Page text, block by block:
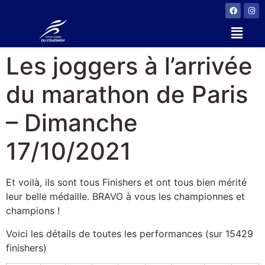
Les joggers à l’arrivée
du marathon de Paris
– Dimanche
17/10/2021
Et voilà, ils sont tous Finishers et ont tous bien mérité
leur belle médaille. BRAVO à vous les championnes et
champions !
Voici les détails de toutes les performances (sur 15429
finishers)